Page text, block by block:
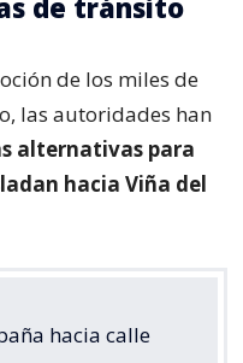
de tránsito
de los miles de
las autoridades han
alternativas para
hacia Viña del
hacia calle